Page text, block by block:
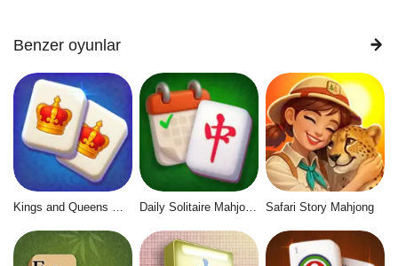
Benzer oyunlar
Daily Solitaire Mahjong Classic Safari Story Mahjong